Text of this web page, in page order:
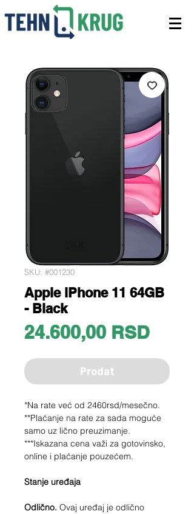
SKU: #001230
Apple iPhone 11 64GB
- Black
24.600,00 RSDPrice
Prodat
*Na rate već od 2460rsd/mesečno.
**Plaćanje na rate za sada moguće
samo uz lično preuzimanje.
***Iskazana cena važi za gotovinsko,
online i plaćanje pouzećem.
Stanje uređaja
Odlično. Ovaj uređaj je odlično